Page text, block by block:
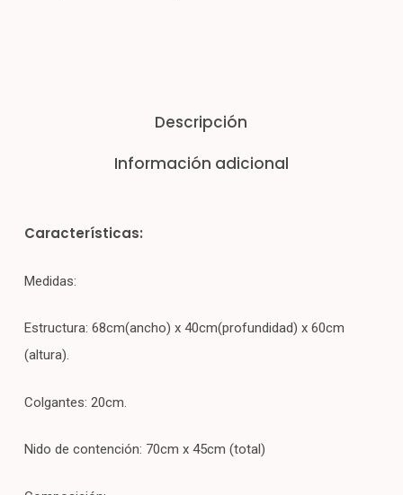
Descripción
Información adicional
Características:
Medidas:
Estructura: 68cm(ancho) x 40cm(profundidad) x 60cm
(altura).
Colgantes: 20cm.
Nido de contención: 70cm x 45cm (total)